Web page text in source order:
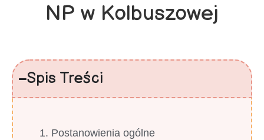
NP w Kolbuszowej
Spis Treści
1. Postanowienia ogólne